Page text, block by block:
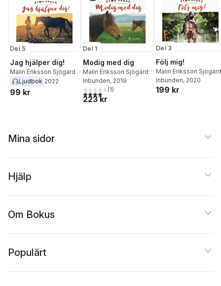
Del 5
Jag hjälper dig!
Malin Eriksson Sjögärd
Ljudbok 2022
99 kr
Del 1
Modig med dig
Malin Eriksson Sjögärd
Inbunden, 2019
4,0utav 5 stjärnor. Totalt antal röster:
(1)
223 kr
Del 3
Följ mig!
Malin Eriksson Sjögärd
Inbunden, 2020
199 kr
Mina sidor
Hjälp
Om Bokus
Populärt